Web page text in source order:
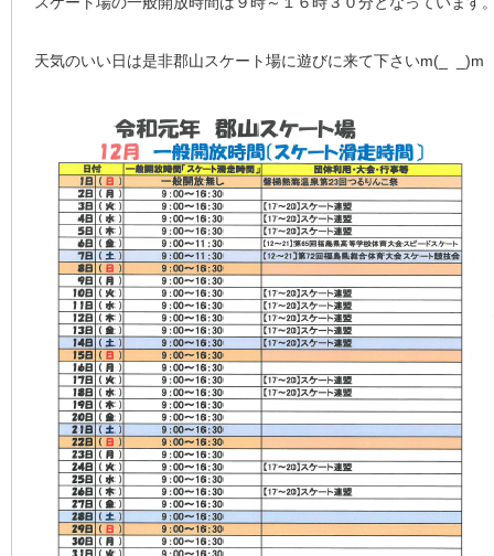
天気のいい日は是非郡山スケート場に遊びに来て下さいm(_ _)m